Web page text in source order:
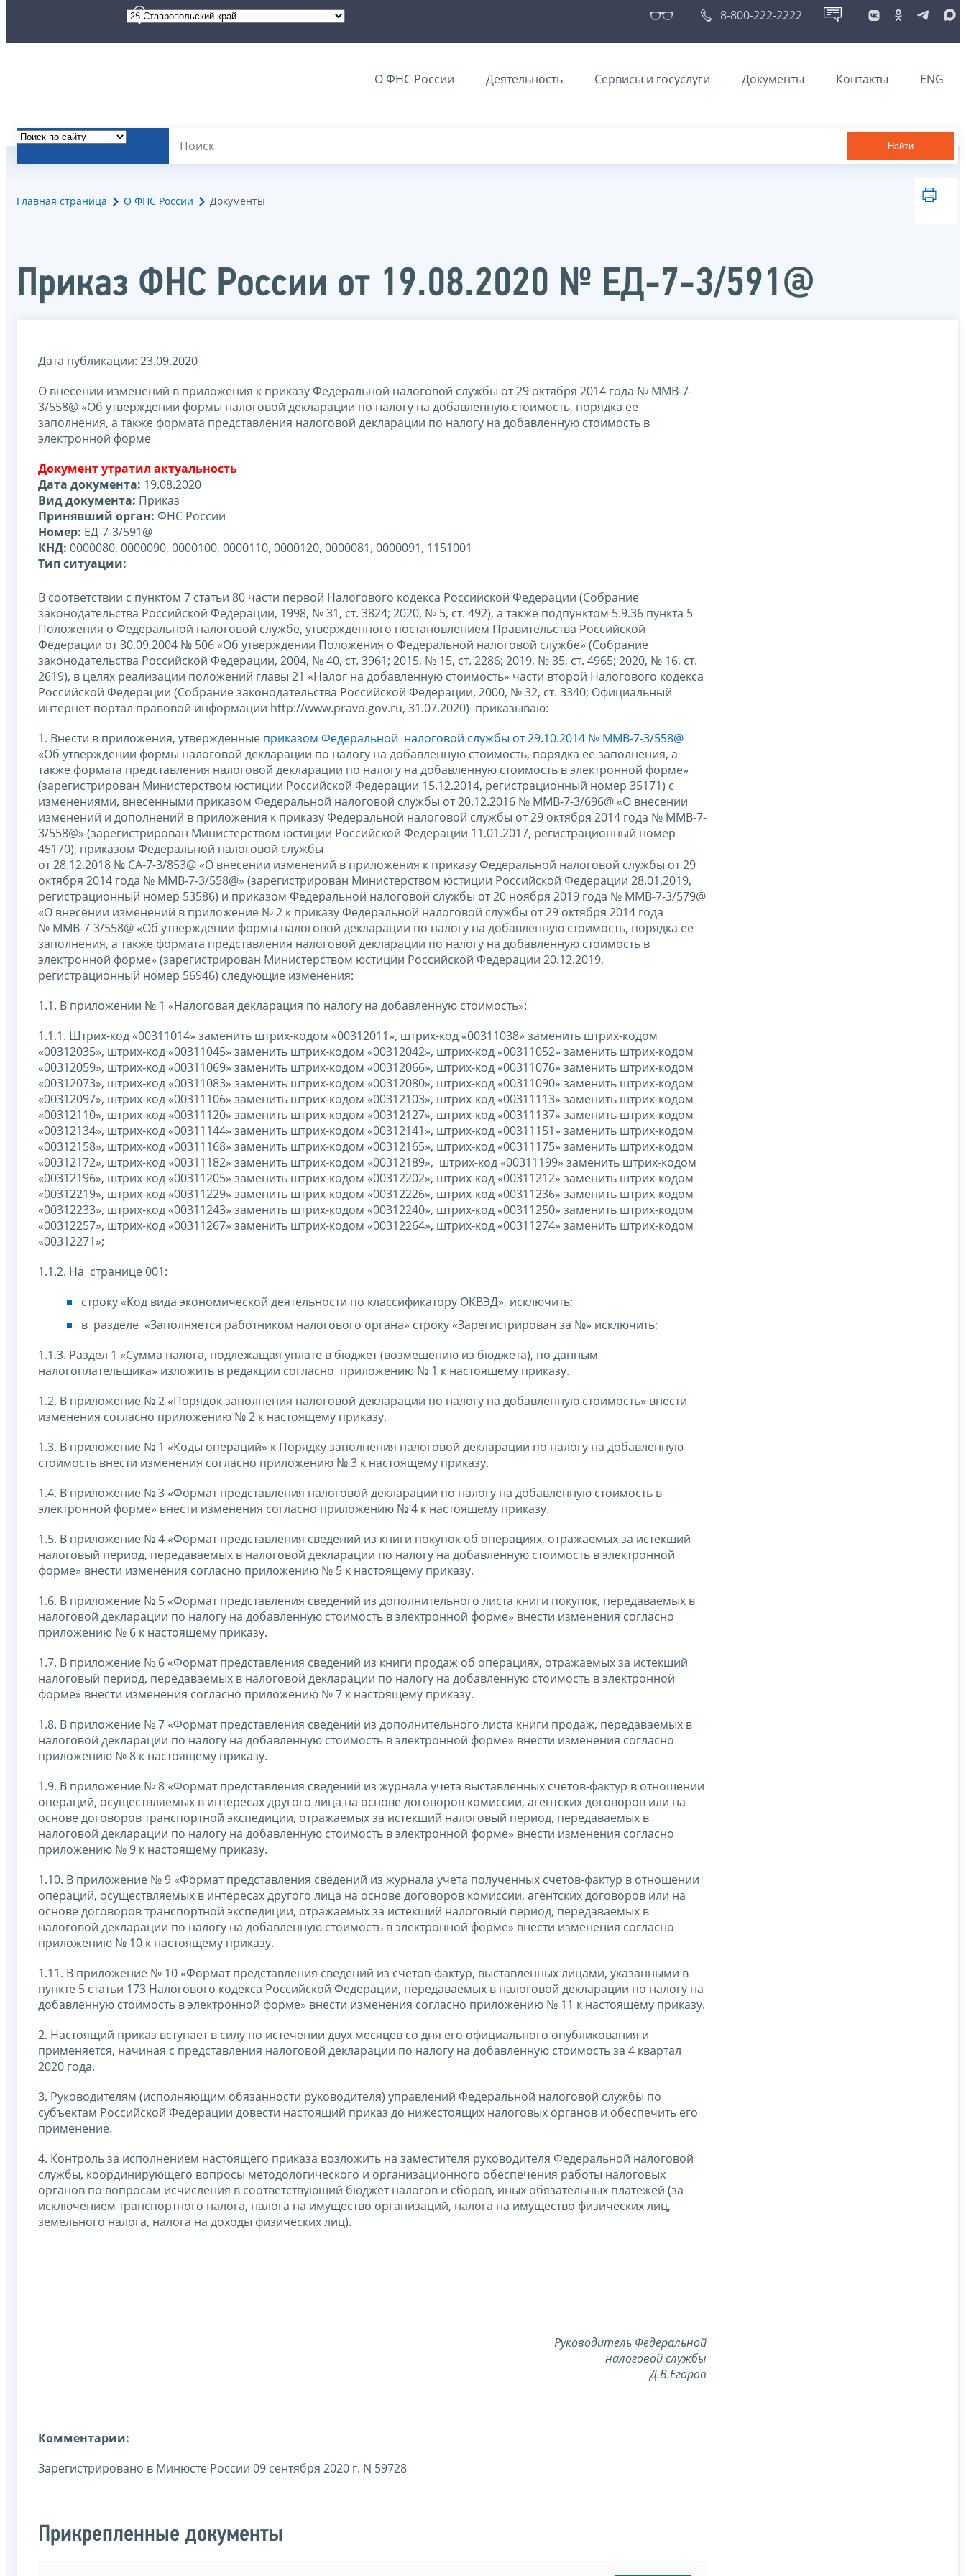
8-800-222-2222
О ФНС России Деятельность Сервисы и госуслуги Документы Контакты ENG
Найти
Главная страница О ФНС России Документы
Приказ ФНС России от 19.08.2020 № ЕД-7-3/591@
Дата публикации: 23.09.2020
О внесении изменений в приложения к приказу Федеральной налоговой службы от 29 октября 2014 года № ММВ-7-
3/558@ «Об утверждении формы налоговой декларации по налогу на добавленную стоимость, порядка ее
заполнения, а также формата представления налоговой декларации по налогу на добавленную стоимость в
электронной форме
Документ утратил актуальность
Дата документа: 19.08.2020
Вид документа: Приказ
Принявший орган: ФНС России
Номер: ЕД-7-3/591@
КНД: 0000080, 0000090, 0000100, 0000110, 0000120, 0000081, 0000091, 1151001
Тип ситуации:
В соответствии с пунктом 7 статьи 80 части первой Налогового кодекса Российской Федерации (Собрание
законодательства Российской Федерации, 1998, № 31, ст. 3824; 2020, № 5, ст. 492), а также подпунктом 5.9.36 пункта 5
Положения о Федеральной налоговой службе, утвержденного постановлением Правительства Российской
Федерации от 30.09.2004 № 506 «Об утверждении Положения о Федеральной налоговой службе» (Собрание
законодательства Российской Федерации, 2004, № 40, ст. 3961; 2015, № 15, ст. 2286; 2019, № 35, ст. 4965; 2020, № 16, ст.
2619), в целях реализации положений главы 21 «Налог на добавленную стоимость» части второй Налогового кодекса
Российской Федерации (Собрание законодательства Российской Федерации, 2000, № 32, ст. 3340; Официальный
интернет-портал правовой информации http://www.pravo.gov.ru, 31.07.2020) приказываю:
1. Внести в приложения, утвержденные приказом Федеральной налоговой службы от 29.10.2014 № ММВ-7-3/558@
«Об утверждении формы налоговой декларации по налогу на добавленную стоимость, порядка ее заполнения, а
также формата представления налоговой декларации по налогу на добавленную стоимость в электронной форме»
(зарегистрирован Министерством юстиции Российской Федерации 15.12.2014, регистрационный номер 35171) с
изменениями, внесенными приказом Федеральной налоговой службы от 20.12.2016 № ММВ-7-3/696@ «О внесении
изменений и дополнений в приложения к приказу Федеральной налоговой службы от 29 октября 2014 года № ММВ-7-
3/558@» (зарегистрирован Министерством юстиции Российской Федерации 11.01.2017, регистрационный номер
45170), приказом Федеральной налоговой службы
от 28.12.2018 № СА-7-3/853@ «О внесении изменений в приложения к приказу Федеральной налоговой службы от 29
октября 2014 года № ММВ-7-3/558@» (зарегистрирован Министерством юстиции Российской Федерации 28.01.2019,
регистрационный номер 53586) и приказом Федеральной налоговой службы от 20 ноября 2019 года № ММВ-7-3/579@
«О внесении изменений в приложение № 2 к приказу Федеральной налоговой службы от 29 октября 2014 года
№ ММВ-7-3/558@ «Об утверждении формы налоговой декларации по налогу на добавленную стоимость, порядка ее
заполнения, а также формата представления налоговой декларации по налогу на добавленную стоимость в
электронной форме» (зарегистрирован Министерством юстиции Российской Федерации 20.12.2019,
регистрационный номер 56946) следующие изменения:
1.1. В приложении № 1 «Налоговая декларация по налогу на добавленную стоимость»:
1.1.1. Штрих-код «00311014» заменить штрих-кодом «00312011», штрих-код «00311038» заменить штрих-кодом
«00312035», штрих-код «00311045» заменить штрих-кодом «00312042», штрих-код «00311052» заменить штрих-кодом
«00312059», штрих-код «00311069» заменить штрих-кодом «00312066», штрих-код «00311076» заменить штрих-кодом
«00312073», штрих-код «00311083» заменить штрих-кодом «00312080», штрих-код «00311090» заменить штрих-кодом
«00312097», штрих-код «00311106» заменить штрих-кодом «00312103», штрих-код «00311113» заменить штрих-кодом
«00312110», штрих-код «00311120» заменить штрих-кодом «00312127», штрих-код «00311137» заменить штрих-кодом
«00312134», штрих-код «00311144» заменить штрих-кодом «00312141», штрих-код «00311151» заменить штрих-кодом
«00312158», штрих-код «00311168» заменить штрих-кодом «00312165», штрих-код «00311175» заменить штрих-кодом
«00312172», штрих-код «00311182» заменить штрих-кодом «00312189», штрих-код «00311199» заменить штрих-кодом
«00312196», штрих-код «00311205» заменить штрих-кодом «00312202», штрих-код «00311212» заменить штрих-кодом
«00312219», штрих-код «00311229» заменить штрих-кодом «00312226», штрих-код «00311236» заменить штрих-кодом
«00312233», штрих-код «00311243» заменить штрих-кодом «00312240», штрих-код «00311250» заменить штрих-кодом
«00312257», штрих-код «00311267» заменить штрих-кодом «00312264», штрих-код «00311274» заменить штрих-кодом
«00312271»;
1.1.2. На странице 001:
строку «Код вида экономической деятельности по классификатору ОКВЭД», исключить;
в разделе «Заполняется работником налогового органа» строку «Зарегистрирован за №» исключить;
1.1.3. Раздел 1 «Сумма налога, подлежащая уплате в бюджет (возмещению из бюджета), по данным
налогоплательщика» изложить в редакции согласно приложению № 1 к настоящему приказу.
1.2. В приложение № 2 «Порядок заполнения налоговой декларации по налогу на добавленную стоимость» внести
изменения согласно приложению № 2 к настоящему приказу.
1.3. В приложение № 1 «Коды операций» к Порядку заполнения налоговой декларации по налогу на добавленную
стоимость внести изменения согласно приложению № 3 к настоящему приказу.
1.4. В приложение № 3 «Формат представления налоговой декларации по налогу на добавленную стоимость в
электронной форме» внести изменения согласно приложению № 4 к настоящему приказу.
1.5. В приложение № 4 «Формат представления сведений из книги покупок об операциях, отражаемых за истекший
налоговый период, передаваемых в налоговой декларации по налогу на добавленную стоимость в электронной
форме» внести изменения согласно приложению № 5 к настоящему приказу.
1.6. В приложение № 5 «Формат представления сведений из дополнительного листа книги покупок, передаваемых в
налоговой декларации по налогу на добавленную стоимость в электронной форме» внести изменения согласно
приложению № 6 к настоящему приказу.
1.7. В приложение № 6 «Формат представления сведений из книги продаж об операциях, отражаемых за истекший
налоговый период, передаваемых в налоговой декларации по налогу на добавленную стоимость в электронной
форме» внести изменения согласно приложению № 7 к настоящему приказу.
1.8. В приложение № 7 «Формат представления сведений из дополнительного листа книги продаж, передаваемых в
налоговой декларации по налогу на добавленную стоимость в электронной форме» внести изменения согласно
приложению № 8 к настоящему приказу.
1.9. В приложение № 8 «Формат представления сведений из журнала учета выставленных счетов-фактур в отношении
операций, осуществляемых в интересах другого лица на основе договоров комиссии, агентских договоров или на
основе договоров транспортной экспедиции, отражаемых за истекший налоговый период, передаваемых в
налоговой декларации по налогу на добавленную стоимость в электронной форме» внести изменения согласно
приложению № 9 к настоящему приказу.
1.10. В приложение № 9 «Формат представления сведений из журнала учета полученных счетов-фактур в отношении
операций, осуществляемых в интересах другого лица на основе договоров комиссии, агентских договоров или на
основе договоров транспортной экспедиции, отражаемых за истекший налоговый период, передаваемых в
налоговой декларации по налогу на добавленную стоимость в электронной форме» внести изменения согласно
приложению № 10 к настоящему приказу.
1.11. В приложение № 10 «Формат представления сведений из счетов-фактур, выставленных лицами, указанными в
пункте 5 статьи 173 Налогового кодекса Российской Федерации, передаваемых в налоговой декларации по налогу на
добавленную стоимость в электронной форме» внести изменения согласно приложению № 11 к настоящему приказу.
2. Настоящий приказ вступает в силу по истечении двух месяцев со дня его официального опубликования и
применяется, начиная с представления налоговой декларации по налогу на добавленную стоимость за 4 квартал
2020 года.
3. Руководителям (исполняющим обязанности руководителя) управлений Федеральной налоговой службы по
субъектам Российской Федерации довести настоящий приказ до нижестоящих налоговых органов и обеспечить его
применение.
4. Контроль за исполнением настоящего приказа возложить на заместителя руководителя Федеральной налоговой
службы, координирующего вопросы методологического и организационного обеспечения работы налоговых
органов по вопросам исчисления в соответствующий бюджет налогов и сборов, иных обязательных платежей (за
исключением транспортного налога, налога на имущество организаций, налога на имущество физических лиц,
земельного налога, налога на доходы физических лиц).
Руководитель Федеральной
налоговой службы
Д.В.Егоров
Комментарии:
Зарегистрировано в Минюсте России 09 сентября 2020 г. N 59728
Прикрепленные документы